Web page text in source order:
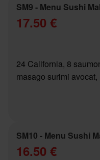
SM9 - Menu Sushi
17.50 €
24 California, 8
masago surimi
SM10 - Menu Sushi
16.50 €